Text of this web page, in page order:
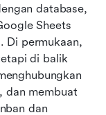
database,
Sheets
Di permukaan,
di balik
dan membuat
dan